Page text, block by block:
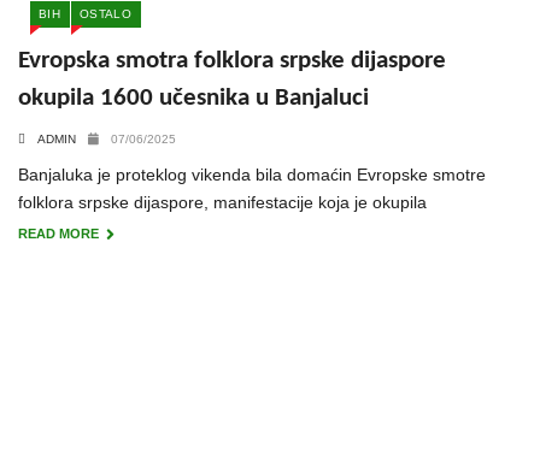
BIH OSTALO
Evropska smotra folklora srpske dijaspore
okupila 1600 učesnika u Banjaluci
ADMIN 07/06/2025
Banjaluka je proteklog vikenda bila domaćin Evropske smotre
folklora srpske dijaspore, manifestacije koja je okupila
READ MORE